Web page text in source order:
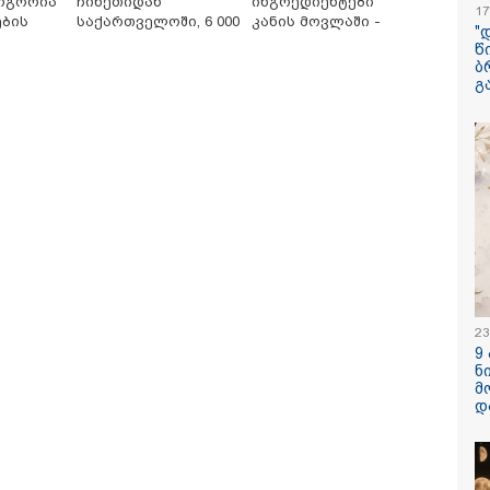
09:25 / 09-08-
ზღვამ
აპარატის
გამორიყა
22:29 / 08-08-
"24
მიგზავნის
ჩავარდა":
ნია
"სქრინს"
საქართველოში, 6 000
კანის მოვლაში -
9